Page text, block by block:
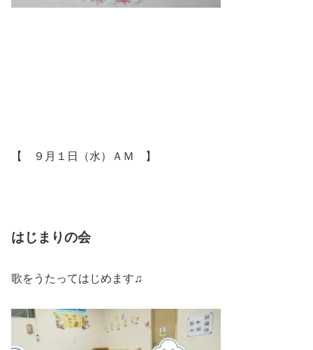
【 ９月１日（水）ＡＭ 】
はじまりの会
歌をうたってはじめます♫